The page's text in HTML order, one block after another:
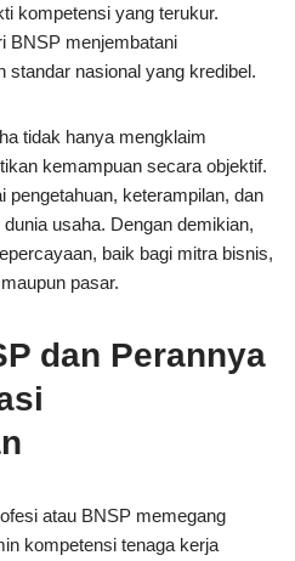
kompetensi yang terukur.
BNSP menjembatani
standar nasional yang kredibel.
tidak hanya mengklaim
kemampuan secara objektif.
pengetahuan, keterampilan, dan
usaha. Dengan demikian,
baik bagi mitra bisnis,
pasar.
dan Perannya
atau BNSP memegang
kompetensi tenaga kerja